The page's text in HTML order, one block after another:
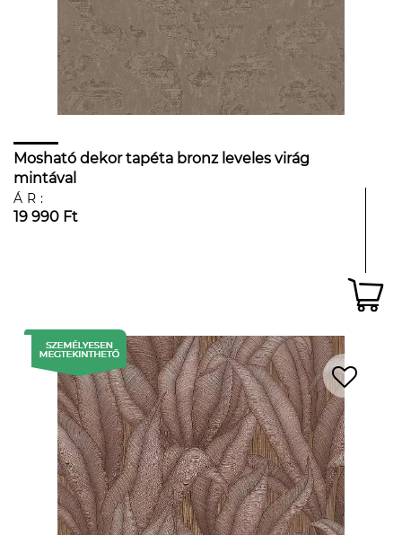
Mosható dekor tapéta bronz leveles virág
mintával
ÁR:
19 990 Ft